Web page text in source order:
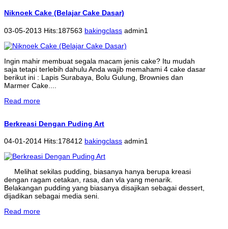
Niknoek Cake (Belajar Cake Dasar)
03-05-2013 Hits:187563 bakingclass admin1
Ingin mahir membuat segala macam jenis cake? Itu mudah
saja tetapi terlebih dahulu Anda wajib memahami 4 cake dasar
berikut ini : Lapis Surabaya, Bolu Gulung, Brownies dan
Marmer Cake....
Read more
Berkreasi Dengan Puding Art
04-01-2014 Hits:178412 bakingclass admin1
Melihat sekilas pudding, biasanya hanya berupa kreasi
dengan ragam cetakan, rasa, dan vla yang menarik.
Belakangan pudding yang biasanya disajikan sebagai dessert,
dijadikan sebagai media seni.
Read more